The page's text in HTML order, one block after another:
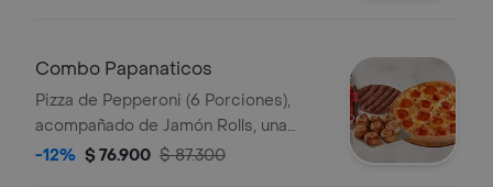
Combo Papanaticos
Pizza de Pepperoni (6 Porciones),
acompañado de Jamón Rolls, una
pizza de chocolate, y 2 Coca Cola
-12% $ 76.900 $ 87.300